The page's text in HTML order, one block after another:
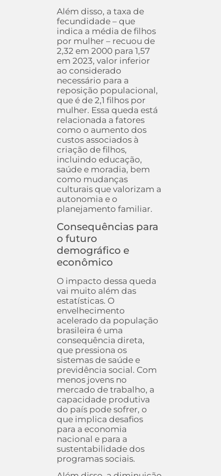
Além disso, a taxa de
fecundidade – que
indica a média de filhos
por mulher – recuou de
2,32 em 2000 para 1,57
em 2023, valor inferior
ao considerado
necessário para a
reposição populacional,
que é de 2,1 filhos por
mulher. Essa queda está
relacionada a fatores
como o aumento dos
custos associados à
criação de filhos,
incluindo educação,
saúde e moradia, bem
como mudanças
culturais que valorizam a
autonomia e o
planejamento familiar.
Consequências para
o futuro
demográfico e
econômico
O impacto dessa queda
vai muito além das
estatísticas. O
envelhecimento
acelerado da população
brasileira é uma
consequência direta,
que pressiona os
sistemas de saúde e
previdência social. Com
menos jovens no
mercado de trabalho, a
capacidade produtiva
do país pode sofrer, o
que implica desafios
para a economia
nacional e para a
sustentabilidade dos
programas sociais.